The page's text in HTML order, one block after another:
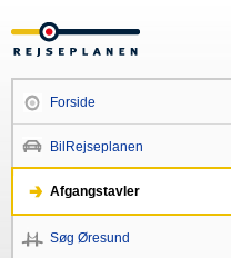
Forside
BilRejseplanen
Afgangstavler
Søg Øresund